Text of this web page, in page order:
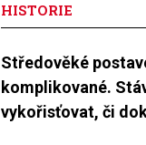
HISTORIE
Středověké
komplikované.
vykořisťovat, či